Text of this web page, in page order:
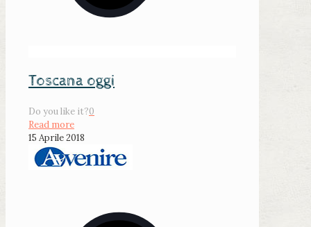
Toscana oggi
Do you like it?0
Read more
15 Aprile 2018